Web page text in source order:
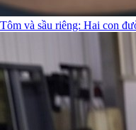
Tôm và sầu riêng: Hai con